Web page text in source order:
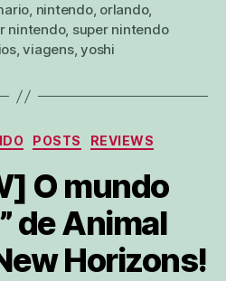
, nintendo, orlando,
nintendo, super nintendo
,viagens,yoshi
Categorias
POSTS REVIEWS
O mundo
de Animal
Horizons!